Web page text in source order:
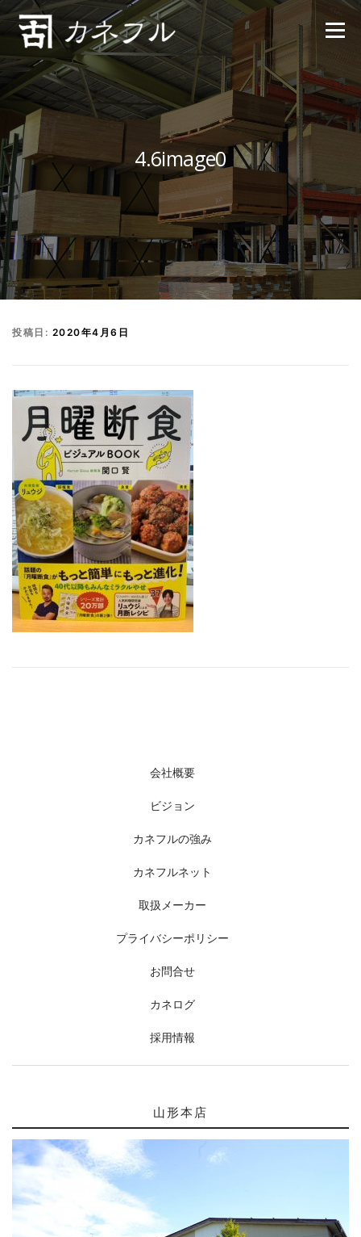
コンテンツへスキップ
メニュー
4.6image0
投稿日: 2020年4月6日
会社概要
ビジョン
カネフルの強み
カネフルネット
取扱メーカー
プライバシーポリシー
お問合せ
カネログ
採用情報
山形本店